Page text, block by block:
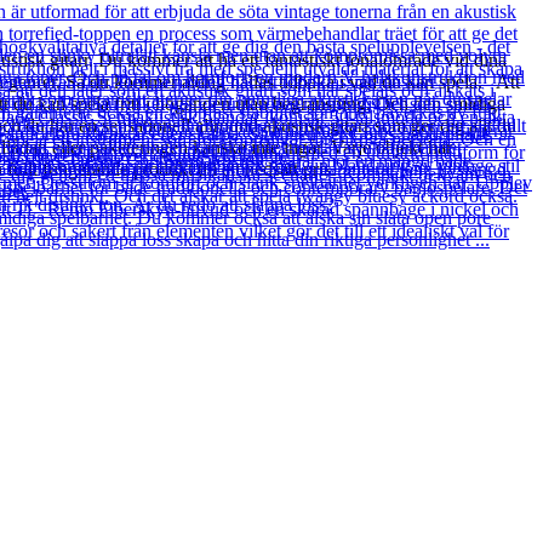
gitarr. Du kommer att ha ett fantastiskt tonalområde vid dina
genrer. Så du kommer aldrig hållas tillbaka i vad du kan spela. Att
kan spela fritt i högänden utan begränsning. Och den smidiga
du har en sensationell allround akustisk gitarr som ger dig allt du
eller paketeringen kanske inte ingår. Varje objekt har
fullt fungerande produkt till ett nedsatt pris.